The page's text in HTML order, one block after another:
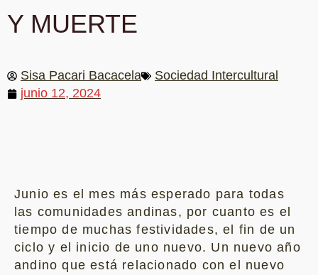
Y MUERTE
Sisa Pacari Bacacela
Sociedad Intercultural
junio 12, 2024
Junio es el mes más esperado para todas
las comunidades andinas, por cuanto es el
tiempo de muchas festividades, el fin de un
ciclo y el inicio de uno nuevo. Un nuevo año
andino que está relacionado con el nuevo